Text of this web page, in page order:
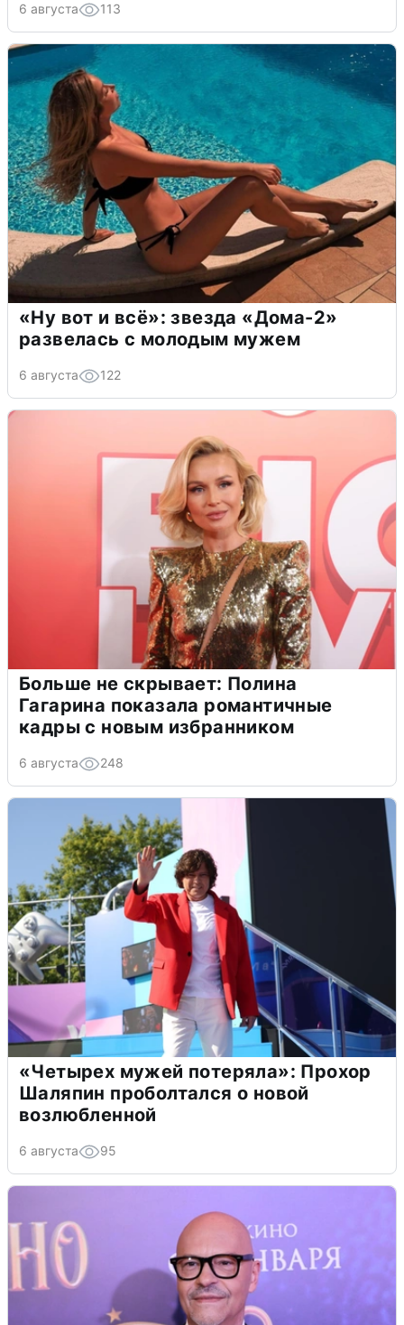
6 августа 113
«Ну вот и всё»: звезда «Дома-2»
развелась с молодым мужем
6 августа 122
Больше не скрывает: Полина
Гагарина показала романтичные
кадры с новым избранником
6 августа 248
«Четырех мужей потеряла»: Прохор
Шаляпин проболтался о новой
возлюбленной
6 августа 95